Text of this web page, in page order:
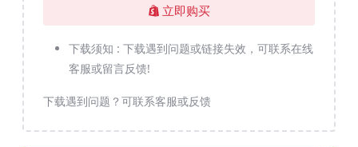
立即购买
下载须知 : 下载遇到问题或链接失效，可联系在线
客服或留言反馈!
下载遇到问题？可联系客服或反馈